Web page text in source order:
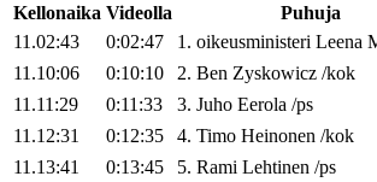
Kellonaika Videolla Puhuja
11.02:43
0:02:47 1. oikeusministeri Leena
11.10:06
0:10:10 2. Ben Zyskowicz /kok
11.11:29
0:11:33 3. Juho Eerola /ps
11.12:31
0:12:35 4. Timo Heinonen /kok
11.13:41
0:13:45 5. Rami Lehtinen /ps